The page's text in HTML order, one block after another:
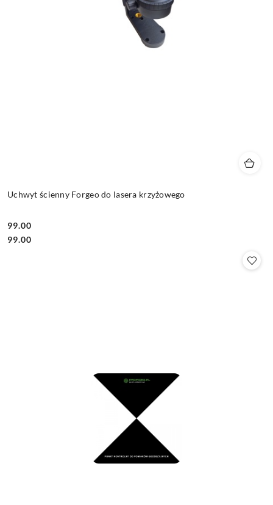
Uchwyt ścienny Forgeo do lasera krzyżowego
Cena:
99.00
Cena:
99.00